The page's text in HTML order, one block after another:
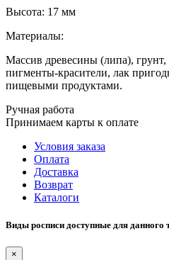
Высота: 17 мм
Материалы:
Массив древесины (липа),
пигменты-красители, лак
пищевыми продуктами.
Ручная работа
Принимаем карты к оплате
Условия заказа
Оплата
Доставка
Возврат
Каталоги
Виды росписи доступные для данного
×